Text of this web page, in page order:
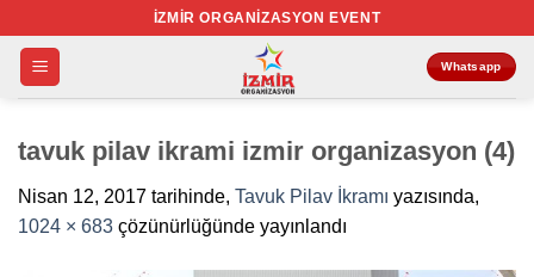
atla
İZMIR ORGANIZASYON EVENT
Whatsapp
tavuk pilav ikrami izmir organizasyon (4)
Nisan 12, 2017 tarihinde, Tavuk Pilav İkramı yazısında,
1024 × 683 çözünürlüğünde yayınlandı